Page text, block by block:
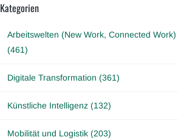
Kategorien
Arbeitswelten (New Work, Connected Work)
(461)
Digitale Transformation (361)
Künstliche Intelligenz (132)
Mobilität und Logistik (203)